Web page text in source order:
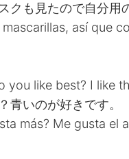
クも見たので自分用
así que
you like best? I like
青いのが好きです。
más? Me gusta el